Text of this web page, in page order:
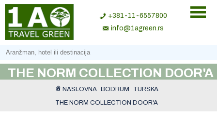
+381-11-6557800
info@1agreen.rs
THE NORM COLLECTION DOOR'A
NASLOVNA BODRUM
TURSKA
THE NORM COLLECTION DOOR'A